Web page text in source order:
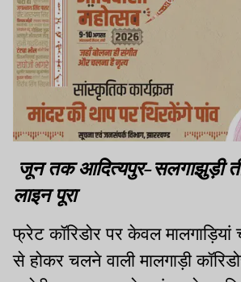
जून तक आदित्यपुर-सलगाझुड़ी
लाइन पूरा
फ्रेट कॉरिडोर पर केवल
से होकर चलने वाली मालगाड़ी